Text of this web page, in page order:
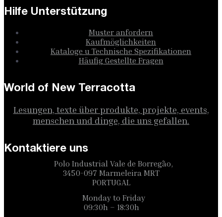
Hilfe Unterstützung
Muster anfordern
Kaufmöglichkeiten
Kataloge u Technische Spezifikationen
Häufig Gestellte Fragen
World of New Terracotta
Lesungen, texte über produkte, projekte, events,
menschen und dinge, die uns gefallen.
Kontaktiere uns
Polo Industrial Vale de Borregão,
3450-097 Marmeleira MRT
PORTUGAL
Monday to Friday
09:30h – 18:30h